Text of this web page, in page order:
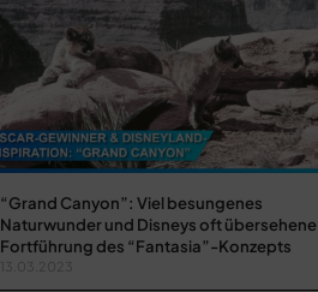
“Grand Canyon”: Viel besungenes
Naturwunder und Disneys oft übersehene
Fortführung des “Fantasia”-Konzepts